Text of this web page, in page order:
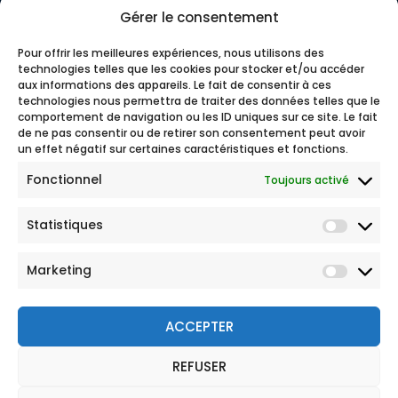
Gérer le consentement
Pour offrir les meilleures expériences, nous utilisons des
technologies telles que les cookies pour stocker et/ou accéder
aux informations des appareils. Le fait de consentir à ces
technologies nous permettra de traiter des données telles que le
comportement de navigation ou les ID uniques sur ce site. Le fait
de ne pas consentir ou de retirer son consentement peut avoir
un effet négatif sur certaines caractéristiques et fonctions.
Fonctionnel Toujours activé
Statistiques
Marketing
ACCEPTER
REFUSER